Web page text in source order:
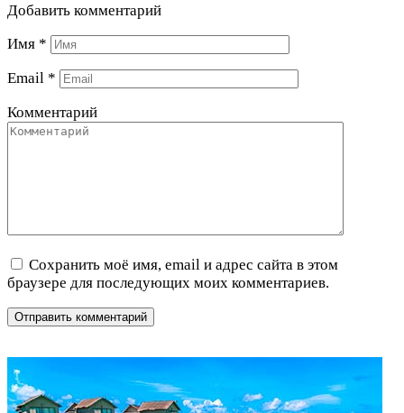
Добавить комментарий
Имя *
Email *
Комментарий
Сохранить моё имя, email и адрес сайта в этом
браузере для последующих моих комментариев.